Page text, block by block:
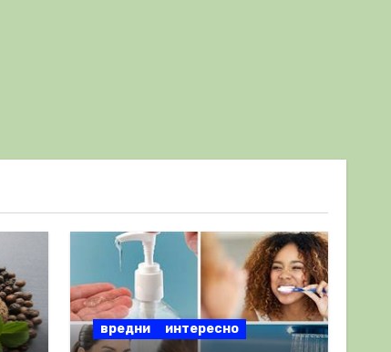
вредни интересно